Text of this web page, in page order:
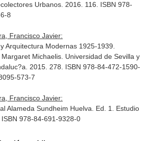
Urbanos. 2016. 116. ISBN 978-
8
Francisco Javier:
Arquitectura Modernas 1925-1939.
Michaelis. Universidad de Sevilla y
2015. 278. ISBN 978-84-472-1590-
573-7
Francisco Javier:
Alameda Sundheim Huelva. Ed. 1. Estudio
978-84-691-9328-0